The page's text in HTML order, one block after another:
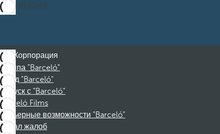
Подписаться
Корпорация
Группа "Barceló"
Фонд "Barceló"
Отпуск с "Barceló"
Barceló Films
Карьерные возможности "Barceló"
Канал жалоб